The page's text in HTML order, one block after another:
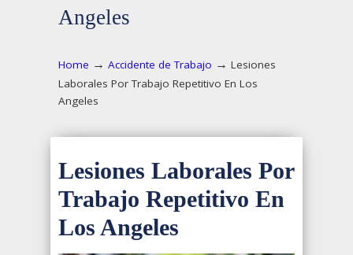
Angeles
Home → Accidente de Trabajo → Lesiones
Laborales Por Trabajo Repetitivo En Los
Angeles
Lesiones Laborales Por
Trabajo Repetitivo En
Los Angeles